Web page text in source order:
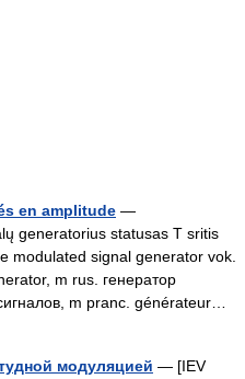
en amplitude —
generatorius statusas T sritis
modulated signal generator vok.
m rus. генератор
m pranc. générateur…
модуляцией — [IEV